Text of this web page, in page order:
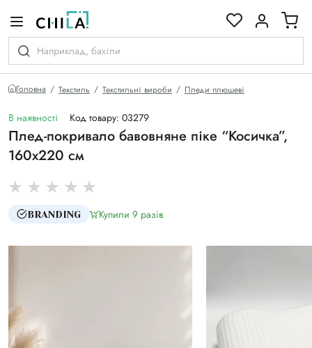
Головна Текстиль Текстильні вироби Пледи плюшеві
В наявності Код товару: 03279
Плед-покривало бавовняне піке “Косичка”,
160х220 см
BRANDING Купили 9 разiв
гамі